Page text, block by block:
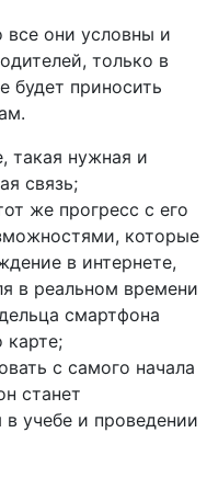
они условны и
только в
будет приносить
такая нужная и
связь;
же прогресс с его
которые
в интернете,
в реальном времени
смартфона
карте;
с самого начала
станет
учебе и проведении